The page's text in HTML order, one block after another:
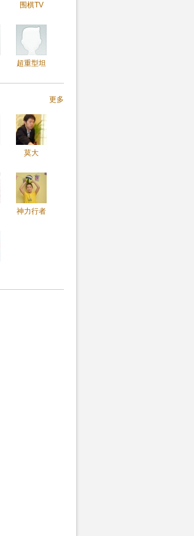
围棋TV
超重型坦
更多
莫大
神力行者